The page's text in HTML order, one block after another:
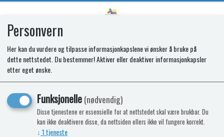
SR LATCH
T2138/2152/1152/2160/2175/
Personvern
Her kan du vurdere og tilpasse informasjonkapslene vi ønsker å bruke på
dette nettstedet. Du bestemmer! Aktiver eller deaktiver informasjonkapsler
etter eget ønske.
Funksjonelle(nødvendig)
Disse tjenestene er essensielle for at nettstedet skal være brukbar. Du
kan ikke deaktivere disse, da nettsiden ellers ikke vil fungere korrekt.
↓ 1tjeneste